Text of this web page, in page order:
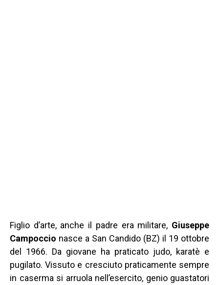
Figlio d’arte, anche il padre era militare, Giuseppe
Campoccio nasce a San Candido (BZ) il 19 ottobre
del 1966. Da giovane ha praticato judo, karatè e
pugilato. Vissuto e cresciuto praticamente sempre
in caserma si arruola nell’esercito, genio guastatori